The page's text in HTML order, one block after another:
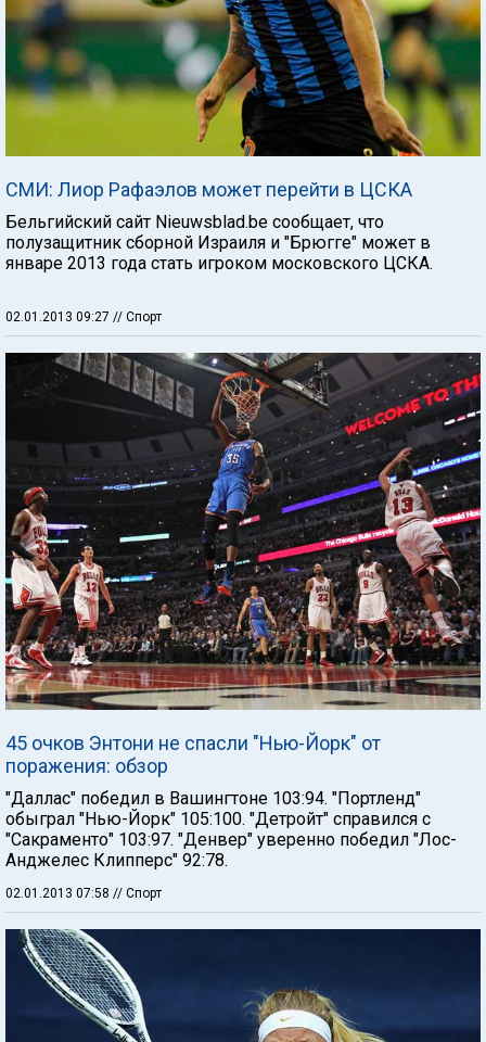
СМИ: Лиор Рафаэлов может перейти в ЦСКА
Бельгийский сайт Nieuwsblad.be сообщает, что
полузащитник сборной Израиля и "Брюгге" может в
январе 2013 года стать игроком московского ЦСКА.
02.01.2013 09:27 // Спорт
45 очков Энтони не спасли "Нью-Йорк" от
поражения: обзор
"Даллас" победил в Вашингтоне 103:94. "Портленд"
обыграл "Нью-Йорк" 105:100. "Детройт" справился с
"Сакраменто" 103:97. "Денвер" уверенно победил "Лос-
Анджелес Клипперс" 92:78.
02.01.2013 07:58 // Спорт